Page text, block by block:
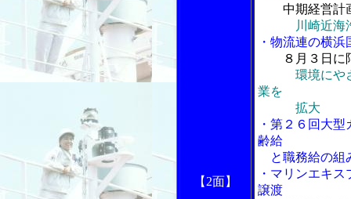
【2面】
中期経営計
川崎近
・物流連の横
８月３日に
環境にや
業を
拡大
・第２６回大
齢給
と職務給の組
・マリンエキ
譲渡